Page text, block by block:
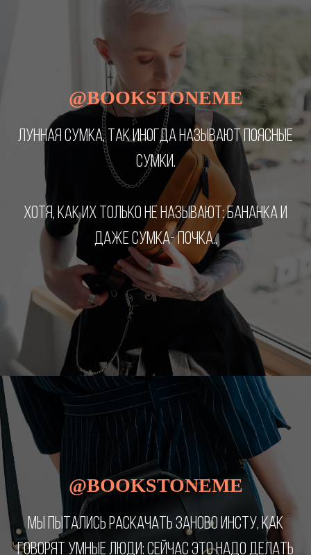
@BOOKSTONEME
ЛУННАЯ СУМКА, ТАК ИНОГДА НАЗЫВАЮТ ПОЯСНЫЕ
СУМКИ.
ХОТЯ, КАК ИХ ТОЛЬКО НЕ НАЗЫВАЮТ: БАНАНКА И
ДАЖЕ СУМКА- ПОЧКА..
@BOOKSTONEME
МЫ ПЫТАЛИСЬ РАСКАЧАТЬ ЗАНОВО ИНСТУ, КАК
ГОВОРЯТ УМНЫЕ ЛЮДИ: СЕЙЧАС ЭТО НАДО ДЕЛАТЬ